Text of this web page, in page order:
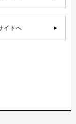
イトへ